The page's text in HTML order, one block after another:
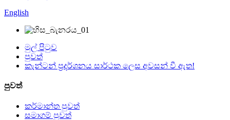
English
මුල් පිටුව
පුවත්
කැන්ටන් ප්‍රදර්ශනය සාර්ථක ලෙස අවසන් වී ඇත!
පුවත්
කර්මාන්ත පුවත්
සමාගම් පුවත්